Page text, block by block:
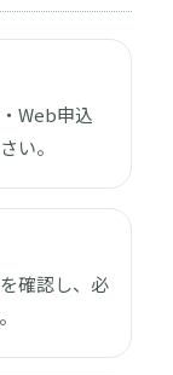
Web申込
い。
確認し、必